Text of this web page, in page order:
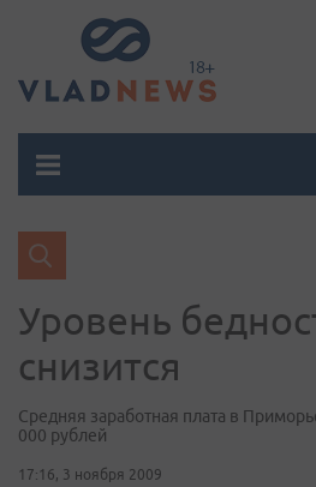
Уровень
снизится
Средняя заработная плата в
000 рублей
17:16, 3 ноября 2009